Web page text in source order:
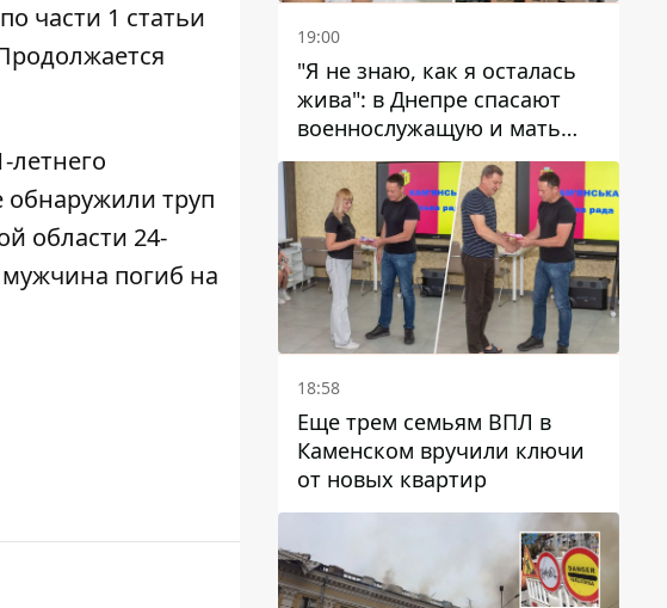
части 1 статьи
летнего
обнаружили труп
области 24-
мужчина погиб на
19:00
"Я не знаю, как я осталась
жива": в Днепре спасают
военнослужащую и мать
четверых детей, которую
ранил КАБ
18:58
Еще трем семьям ВПЛ в
Каменском вручили ключи
от новых квартир